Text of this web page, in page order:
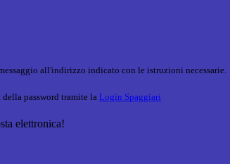
all'indirizzo indicato con le istruzioni necessarie.
password tramite la Login Spaggiari
elettronica!